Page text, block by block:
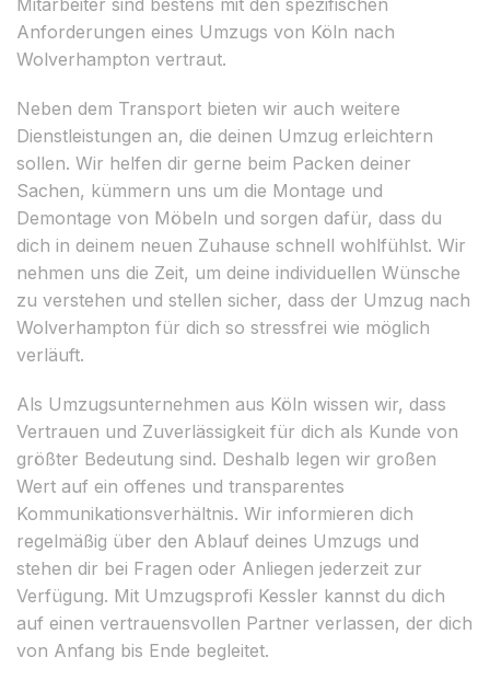
Anforderungen eines Umzugs von Köln nach
Wolverhampton vertraut.
Neben dem Transport bieten wir auch weitere
Dienstleistungen an, die deinen Umzug erleichtern
sollen. Wir helfen dir gerne beim Packen deiner
Sachen, kümmern uns um die Montage und
Demontage von Möbeln und sorgen dafür, dass du
dich in deinem neuen Zuhause schnell wohlfühlst. Wir
nehmen uns die Zeit, um deine individuellen Wünsche
zu verstehen und stellen sicher, dass der Umzug nach
Wolverhampton für dich so stressfrei wie möglich
verläuft.
Als Umzugsunternehmen aus Köln wissen wir, dass
Vertrauen und Zuverlässigkeit für dich als Kunde von
größter Bedeutung sind. Deshalb legen wir großen
Wert auf ein offenes und transparentes
Kommunikationsverhältnis. Wir informieren dich
regelmäßig über den Ablauf deines Umzugs und
stehen dir bei Fragen oder Anliegen jederzeit zur
Verfügung. Mit Umzugsprofi Kessler kannst du dich
auf einen vertrauensvollen Partner verlassen, der dich
von Anfang bis Ende begleitet.